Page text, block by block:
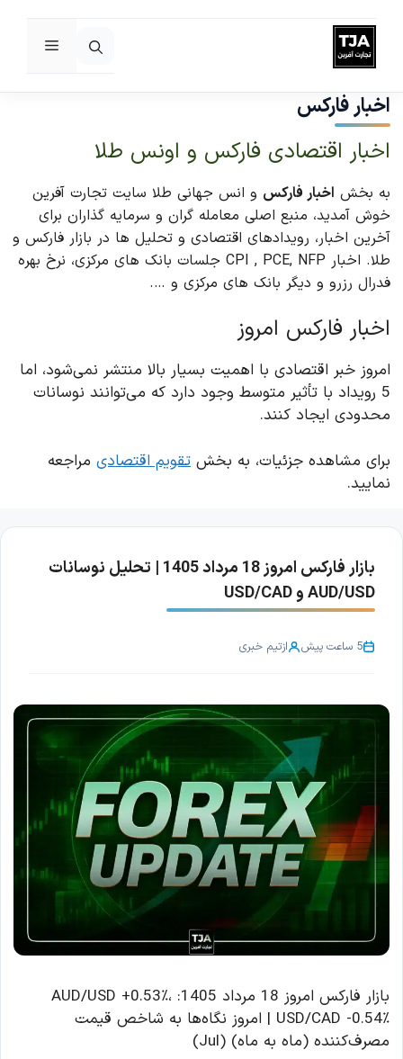
پرش
به
محتوا
فهرست
اخبار فارکس
اخبار اقتصادی فارکس و اونس طلا
به بخش اخبار فارکس و انس جهانی طلا سایت تجارت آفرین
خوش آمدید، منبع اصلی معامله گران و سرمایه گذاران برای
آخرین اخبار، رویدادهای اقتصادی و تحلیل ها در بازار فارکس و
طلا. اخبار CPI , PCE, NFP جلسات بانک های مرکزی، نرخ بهره
فدرال رزرو و دیگر بانک های مرکزی و ….
اخبار فارکس امروز
امروز خبر اقتصادی با اهمیت بسیار بالا منتشر نمی‌شود، اما
5 رویداد با تأثیر متوسط وجود دارد که می‌توانند نوسانات
محدودی ایجاد کنند.
برای مشاهده جزئیات، به بخش تقویم اقتصادی مراجعه
نمایید.
بازار فارکس امروز 18 مرداد 1405 | تحلیل نوسانات
AUD/USD و USD/CAD
5 ساعت پیش ازتیم خبری
بازار فارکس امروز 18 مرداد 1405: AUD/USD +0.53٪،
USD/CAD -0.54٪ | امروز نگاه‌ها به شاخص قیمت
مصرف‌کننده (ماه به ماه) (Jul)